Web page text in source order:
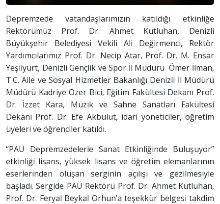
Depremzede vatandaşlarımızın katıldığı etkinliğe
Rektörümüz Prof. Dr. Ahmet Kutluhan, Denizli
Büyükşehir Belediyesi Vekili Ali Değirmenci, Rektör
Yardımcılarımız Prof. Dr. Necip Atar, Prof. Dr. M. Ensar
Yeşilyurt, Denizli Gençlik ve Spor İl Müdürü Ömer İlman,
T.C. Aile ve Sosyal Hizmetler Bakanlığı Denizli İl Müdürü
Müdürü Kadriye Özer Bici, Eğitim Fakültesi Dekanı Prof.
Dr. İzzet Kara, Müzik ve Sahne Sanatları Fakültesi
Dekanı Prof. Dr. Efe Akbulut, idari yöneticiler, öğretim
üyeleri ve öğrenciler katıldı.
“PAÜ Depremzedelerle Sanat Etkinliğinde Buluşuyor”
etkinliği lisans, yüksek lisans ve öğretim elemanlarının
eserlerinden oluşan serginin açılışı ve gezilmesiyle
başladı. Sergide PAÜ Rektörü Prof. Dr. Ahmet Kutluhan,
Prof. Dr. Feryal Beykal Orhun’a teşekkür belgesi takdim